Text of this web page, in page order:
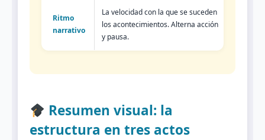
Ritmo
narrativo
La velocidad con la que se suceden
los acontecimientos. Alterna acción
y pausa.
Resumen visual: la
estructura en tres actos